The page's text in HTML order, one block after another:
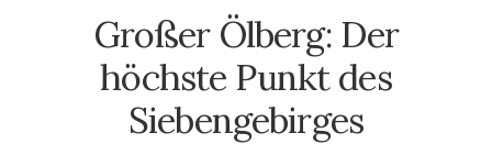
Großer Ölberg: Der
höchste Punkt des
Siebengebirges